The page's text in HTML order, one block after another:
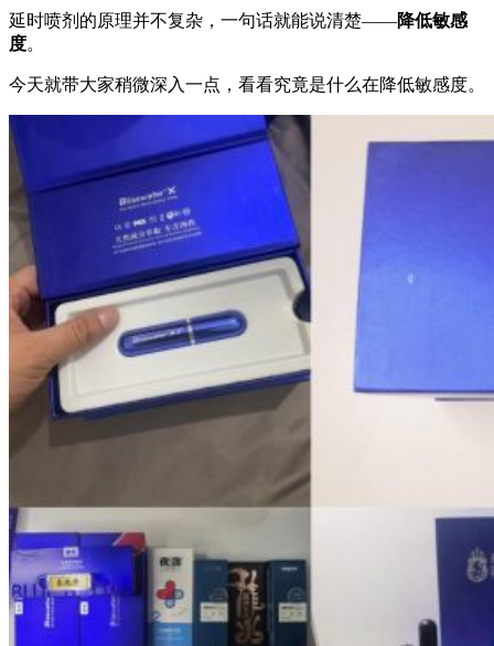
延时喷剂的原理并不复杂，一句话就能说清楚——降低敏感
度。
今天就带大家稍微深入一点，看看究竟是什么在降低敏感度。